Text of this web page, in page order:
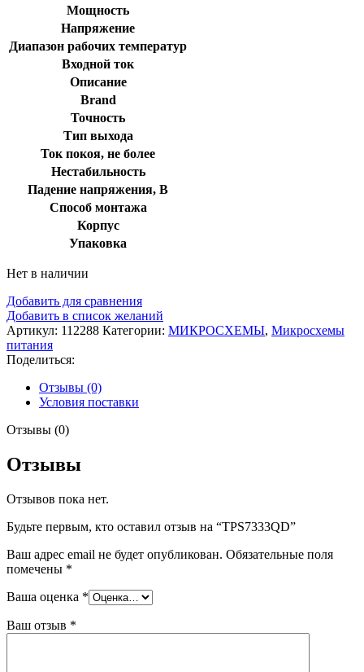
Мощность
Напряжение
Диапазон рабочих температур
Входной ток
Описание
Brand
Точность
Тип выхода
Ток покоя, не более
Нестабильность
Падение напряжения, В
Способ монтажа
Корпус
Упаковка
Нет в наличии
Добавить для сравнения
Добавить в список желаний
Артикул: 112288 Категории: МИКРОСХЕМЫ, Микросхемы
питания
Поделиться:
Отзывы (0)
Условия поставки
Отзывы (0)
Отзывы
Отзывов пока нет.
Будьте первым, кто оставил отзыв на “TPS7333QD”
Ваш адрес email не будет опубликован. Обязательные поля
помечены *
Ваша оценка *
Ваш отзыв *